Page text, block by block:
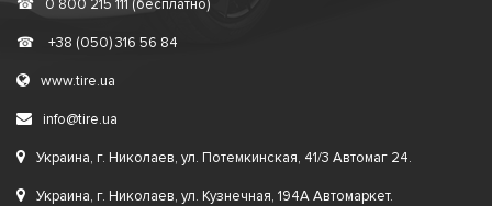
☎ 0 800 215 111 (бесплатно)
☎ +38 (050) 316 56 84
www.tire.ua
info@tire.ua
Украина, г. Николаев, ул. Потемкинская, 41/3 Автомаг 24.
Украина, г. Николаев, ул. Кузнечная, 194А Автомаркет.